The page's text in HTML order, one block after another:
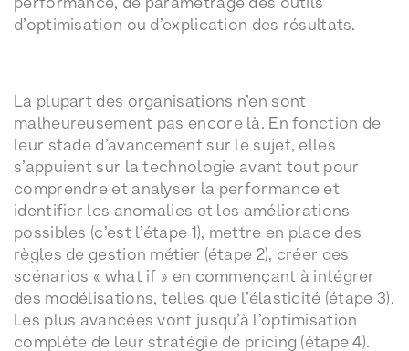
d’optimisation ou d’explication des résultats.
La plupart des organisations n’en sont
malheureusement pas encore là. En fonction de
leur stade d’avancement sur le sujet, elles
s’appuient sur la technologie avant tout pour
comprendre et analyser la performance et
identifier les anomalies et les améliorations
possibles (c’est l’étape 1), mettre en place des
règles de gestion métier (étape 2), créer des
scénarios « what if » en commençant à intégrer
des modélisations, telles que l’élasticité (étape 3).
Les plus avancées vont jusqu’à l’optimisation
complète de leur stratégie de pricing (étape 4).